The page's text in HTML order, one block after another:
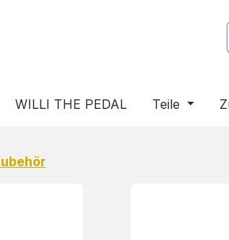
WILLI THE PEDAL Teile